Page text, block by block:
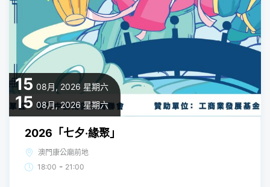
15 08月, 2026 星期六
15 08月, 2026 星期六
2026「七夕‧緣聚」
澳門康公廟前地
18:00 - 21:00